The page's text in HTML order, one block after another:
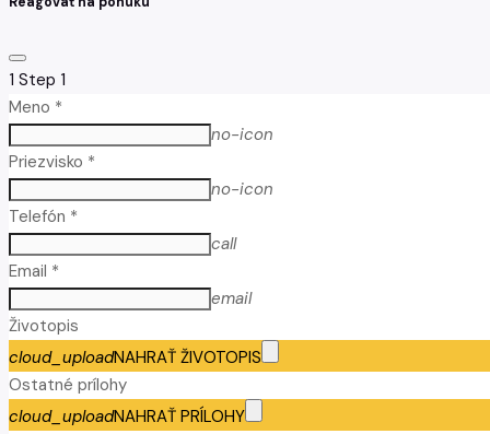
1 Step 1
Meno *
no-icon
Priezvisko *
no-icon
Telefón *
call
Email *
email
Životopis
cloud_uploadNAHRAŤ ŽIVOTOPIS
Ostatné prílohy
cloud_uploadNAHRAŤ PRÍLOHY